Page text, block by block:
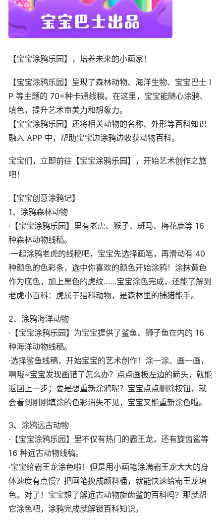
【宝宝涂鸦乐园】，培养未来的小画家！
【宝宝涂鸦乐园】呈现了森林动物、海洋生物、宝宝巴士 I
P 等主题的 70+种卡通线稿。在这里，宝宝能随心涂鸦、
填色，提升艺术审美力和想象力。
【宝宝涂鸦乐园】还将相关动物的名称、外形等百科知识
融入 APP 中，帮助宝宝边涂鸦边收获动物百科。
宝宝们，立即前往【宝宝涂鸦乐园】，开始艺术创作之旅
吧！
【宝宝创意涂鸦记】
1、涂鸦森林动物
·【宝宝涂鸦乐园】里有老虎、猴子、斑马、梅花鹿等 16
种森林动物线稿。
·一起涂鸦老虎的线稿吧，宝宝先选择画笔，再滑动有 40
种颜色的色彩条，选中你喜欢的颜色开始涂鸦！涂抹黄色
作为底色，加上黑色的虎纹……宝宝涂色完成，还能了解到
老虎小百科：虎属于猫科动物，是森林里的捕猎能手。
2、涂鸦海洋动物
·【宝宝涂鸦乐园】为宝宝提供了鲨鱼、狮子鱼在内的 16
种海洋动物线稿。
·选择鲨鱼线稿，开始宝宝的艺术创作！涂一涂、画一画，
啊哦~宝宝发现画错了怎么办？点点画板左边的箭头，就能
返回上一步；要是想重新涂鸦呢？宝宝点点删除按钮，就
会看到刚刚填涂的色彩消失不见，宝宝又能重新涂色啦。
3、涂鸦远古动物
·【宝宝涂鸦乐园】里不仅有热门的霸王龙，还有旋齿鲨等
16 种远古动物线稿。
·宝宝给霸王龙涂色啦！但是用小画笔涂满霸王龙大大的身
体速度有点慢？把画笔换成颜料桶，就能快速给霸王龙填
色。对了！宝宝想了解远古动物旋齿鲨的百科吗？那就帮
它涂色吧，涂鸦完成就解锁百科知识。